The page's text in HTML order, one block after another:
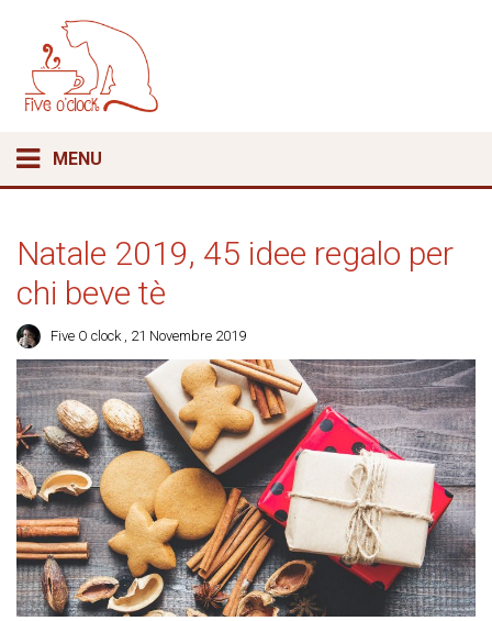
MENU
Natale 2019, 45 idee regalo per
chi beve tè
Five O clock , 21 Novembre 2019